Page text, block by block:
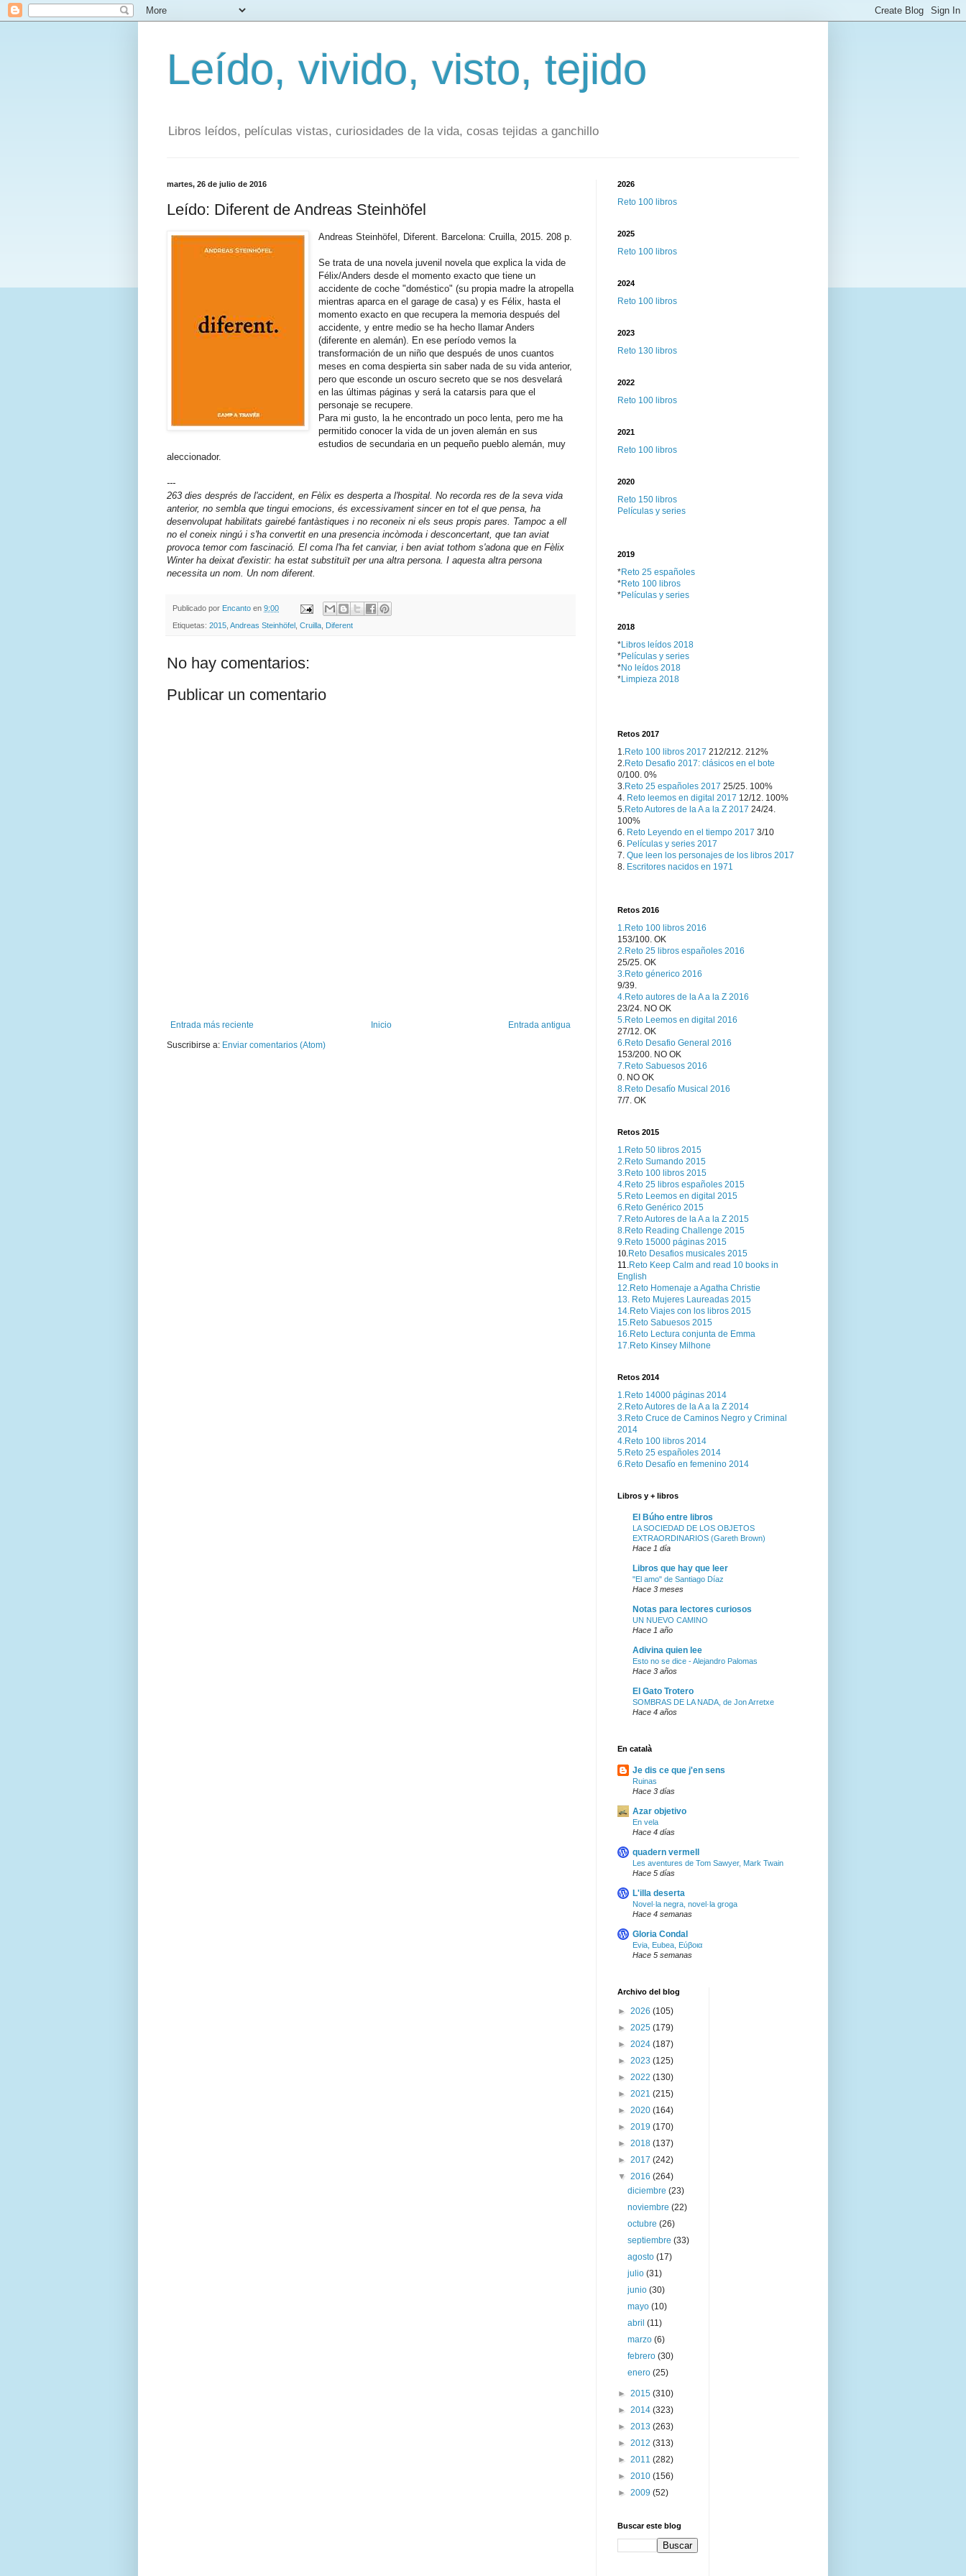
Leído, vivido, visto, tejido
Libros leídos, películas vistas, curiosidades de la vida, cosas tejidas a ganchillo
martes, 26 de julio de 2016
Leído: Diferent de Andreas Steinhöfel
Andreas Steinhöfel, Diferent. Barcelona: Cruilla, 2015. 208 p.
Se trata de una novela juvenil novela que explica la vida de
Félix/Anders desde el momento exacto que tiene un
accidente de coche "doméstico" (su propia madre la atropella
mientras aparca en el garage de casa) y es Félix, hasta el
momento exacto en que recupera la memoria después del
accidente, y entre medio se ha hecho llamar Anders
(diferente en alemán). En ese período vemos la
transformación de un niño que después de unos cuantos
meses en coma despierta sin saber nada de su vida anterior,
pero que esconde un oscuro secreto que se nos desvelará
en las últimas páginas y será la catarsis para que el
personaje se recupere.
Para mi gusto, la he encontrado un poco lenta, pero me ha
permitido conocer la vida de un joven alemán en sus
estudios de secundaria en un pequeño pueblo alemán, muy
aleccionador.
---
263 dies després de l'accident, en Fèlix es desperta a l'hospital. No recorda res de la seva vida
anterior, no sembla que tingui emocions, és excessivament sincer en tot el que pensa, ha
desenvolupat habilitats gairebé fantàstiques i no reconeix ni els seus propis pares. Tampoc a ell
no el coneix ningú i s'ha convertit en una presencia incòmoda i desconcertant, que tan aviat
provoca temor com fascinació. El coma l'ha fet canviar, i ben aviat tothom s'adona que en Fèlix
Winter ha deixat d'existir: ha estat substituït per una altra persona. I aquesta altra persona
necessita un nom. Un nom diferent.
Publicado por Encanto en 9:00
Etiquetas: 2015, Andreas Steinhöfel , Cruilla, Diferent
No hay comentarios:
Publicar un comentario
Entrada más reciente Entrada antigua
Inicio
Suscribirse a: Enviar comentarios (Atom)
2026
Reto 100 libros
2025
Reto 100 libros
2024
Reto 100 libros
2023
Reto 130 libros
2022
Reto 100 libros
2021
Reto 100 libros
2020
Reto 150 libros
Películas y series
2019
*Reto 25 españoles
*Reto 100 libros
*Películas y series
2018
*Libros leídos 2018
*Películas y series
*No leídos 2018
*Limpieza 2018
Retos 2017
1.Reto 100 libros 2017 212/212. 212%
2.Reto Desafio 2017: clásicos en el bote
0/100. 0%
3.Reto 25 españoles 2017 25/25. 100%
4. Reto leemos en digital 2017 12/12. 100%
5.Reto Autores de la A a la Z 2017 24/24.
100%
6. Reto Leyendo en el tiempo 2017 3/10
6. Películas y series 2017
7. Que leen los personajes de los libros 2017
8. Escritores nacidos en 1971
Retos 2016
1.Reto 100 libros 2016
153/100. OK
2.Reto 25 libros españoles 2016
25/25. OK
3.Reto génerico 2016
9/39.
4.Reto autores de la A a la Z 2016
23/24. NO OK
5.Reto Leemos en digital 2016
27/12. OK
6.Reto Desafio General 2016
153/200. NO OK
7.Reto Sabuesos 2016
0. NO OK
8.Reto Desafío Musical 2016
7/7. OK
Retos 2015
1.Reto 50 libros 2015
2.Reto Sumando 2015
3.Reto 100 libros 2015
4.Reto 25 libros españoles 2015
5.Reto Leemos en digital 2015
6.Reto Genérico 2015
7.Reto Autores de la A a la Z 2015
8.Reto Reading Challenge 2015
9.Reto 15000 páginas 2015
10. Reto Desafios musicales 2015
11.Reto Keep Calm and read 10 books in
English
12.Reto Homenaje a Agatha Christie
13. Reto Mujeres Laureadas 2015
14.Reto Viajes con los libros 2015
15.Reto Sabuesos 2015
16.Reto Lectura conjunta de Emma
17.Reto Kinsey Milhone
Retos 2014
1.Reto 14000 páginas 2014
2.Reto Autores de la A a la Z 2014
3.Reto Cruce de Caminos Negro y Criminal
2014
4.Reto 100 libros 2014
5.Reto 25 españoles 2014
6.Reto Desafío en femenino 2014
Libros y + libros
El Búho entre libros
LA SOCIEDAD DE LOS OBJETOS
EXTRAORDINARIOS (Gareth Brown)
Hace 1 día
Libros que hay que leer
"El amo" de Santiago Díaz
Hace 3 meses
Notas para lectores curiosos
UN NUEVO CAMINO
Hace 1 año
Adivina quien lee
Esto no se dice - Alejandro Palomas
Hace 3 años
El Gato Trotero
SOMBRAS DE LA NADA, de Jon Arretxe
Hace 4 años
En català
Je dis ce que j'en sens
Ruinas
Hace 3 días
Azar objetivo
En vela
Hace 4 días
quadern vermell
Les aventures de Tom Sawyer, Mark Twain
Hace 5 días
L'illa deserta
Novel·la negra, novel·la groga
Hace 4 semanas
Gloria Condal
Evia, Eubea, Εύβοια
Hace 5 semanas
Archivo del blog
► 2026 (105)
► 2025 (179)
► 2024 (187)
► 2023 (125)
► 2022 (130)
► 2021 (215)
► 2020 (164)
► 2019 (170)
► 2018 (137)
► 2017 (242)
▼ 2016 (264)
diciembre(23)
noviembre(22)
octubre(26)
septiembre(33)
agosto(17)
julio(31)
junio(30)
mayo(10)
abril(11)
marzo(6)
febrero(30)
enero(25)
► 2015 (310)
► 2014 (323)
► 2013 (263)
► 2012 (313)
► 2011 (282)
► 2010 (156)
► 2009 (52)
Buscar este blog